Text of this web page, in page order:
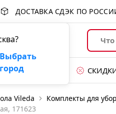
?
Выбрать
город
ДОСТАВКА СДЭК ПО
Vileda Комплекты для
171623